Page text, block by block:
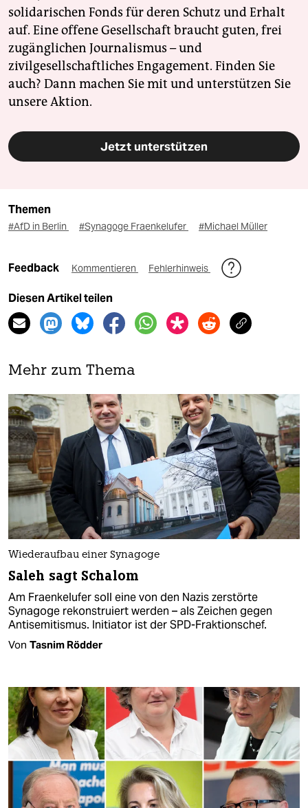
solidarischen Fonds für deren Schutz und Erhalt
auf. Eine offene Gesellschaft braucht guten, frei
zugänglichen Journalismus – und
zivilgesellschaftliches Engagement. Finden Sie
auch? Dann machen Sie mit und unterstützen Sie
unsere Aktion.
Jetzt unterstützen
Themen
#AfD in Berlin #Synagoge Fraenkelufer #Michael Müller
Feedback Kommentieren Fehlerhinweis
Diesen Artikel teilen
Mehr zum Thema
Wiederaufbau einer Synagoge
Saleh sagt Schalom
Am Fraenkelufer soll eine von den Nazis zerstörte
Synagoge rekonstruiert werden – als Zeichen gegen
Antisemitismus. Initiator ist der SPD-Fraktionschef.
Von Tasnim Rödder